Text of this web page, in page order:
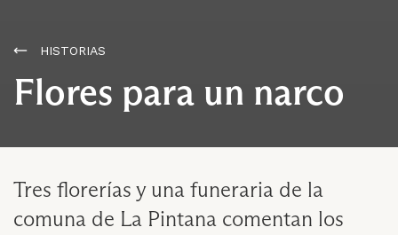
HISTORIAS
​​​Flores para un narco
Tres florerías y una funeraria de la
comuna de La Pintana comentan los